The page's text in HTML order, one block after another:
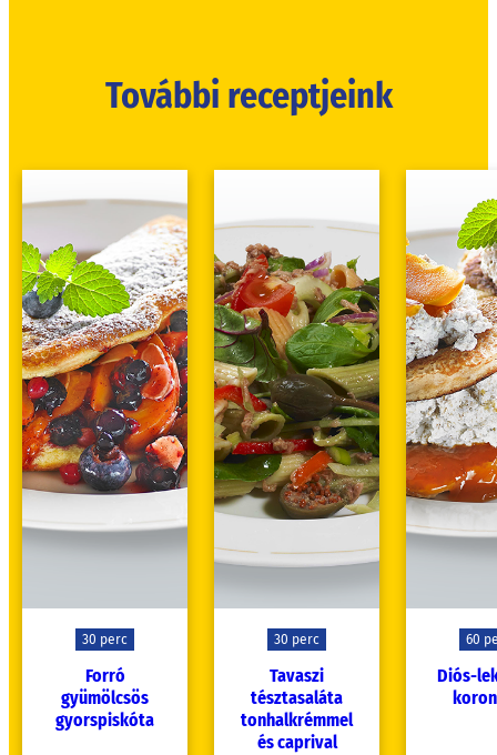
További receptjeink
30 perc
Forró
gyümölcsös
gyorspiskóta
30 perc
Tavaszi
tésztasaláta
tonhalkrémmel
és caprival
60
Diós-